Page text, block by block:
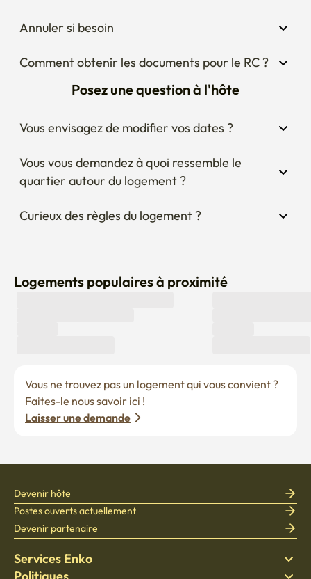
Annuler si besoin
Comment obtenir les documents pour le RC ?
Posez une question à l'hôte
Vous envisagez de modifier vos dates ?
Vous vous demandez à quoi ressemble le
quartier autour du logement ?
Curieux des règles du logement ?
Logements populaires à proximité
Vous ne trouvez pas un logement qui vous convient ?
Faites-le nous savoir ici !
Laisser une demande
Services Enko
Trouver un logement
Devenir hôte
Postes ouverts actuellement
Devenir partenaire